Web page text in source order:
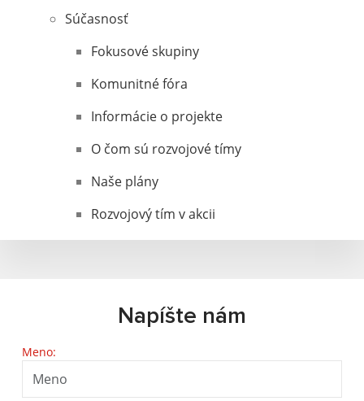
Súčasnosť
Fokusové skupiny
Komunitné fóra
Informácie o projekte
O čom sú rozvojové tímy
Naše plány
Rozvojový tím v akcii
Napíšte nám
Meno: